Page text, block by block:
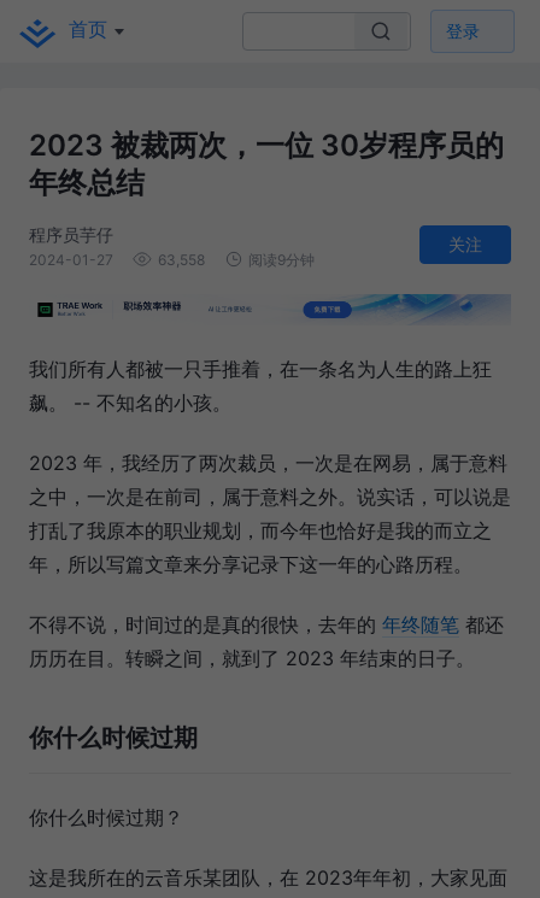
首页 登录
2023 被裁两次，一位 30岁程序员的
年终总结
程序员芋仔
2024-01-27 63,558 阅读9分钟
关注
我们所有人都被一只手推着，在一条名为人生的路上狂
飙。 -- 不知名的小孩。
2023 年，我经历了两次裁员，一次是在网易，属于意料
之中，一次是在前司，属于意料之外。说实话，可以说是
打乱了我原本的职业规划，而今年也恰好是我的而立之
年，所以写篇文章来分享记录下这一年的心路历程。
不得不说，时间过的是真的很快，去年的 年终随笔 都还
历历在目。转瞬之间，就到了 2023 年结束的日子。
你什么时候过期
你什么时候过期？
这是我所在的云音乐某团队，在 2023年年初，大家见面